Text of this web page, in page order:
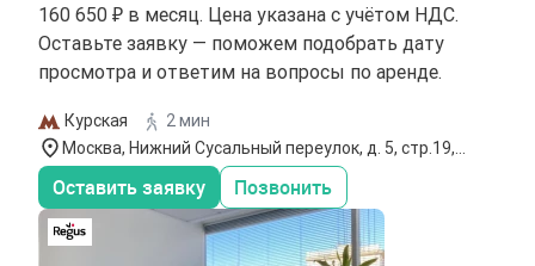
160 650 ₽ в месяц. Цена указана с учётом НДС.
Оставьте заявку — поможем подобрать дату
просмотра и ответим на вопросы по аренде.
Курская
2 мин
Москва, Нижний Сусальный переулок, д. 5, стр.19,
этаж 3
Оставить заявку Позвонить